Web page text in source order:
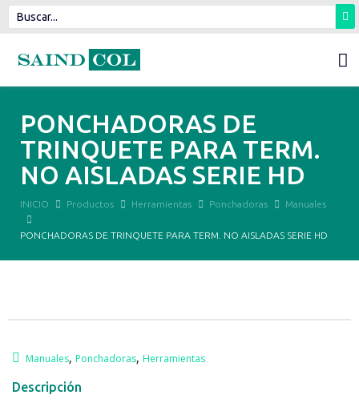
PONCHADORAS DE
TRINQUETE PARA TERM.
NO AISLADAS SERIE HD
INICIO Productos Herramientas Ponchadoras Manuales
PONCHADORAS DE TRINQUETE PARA TERM. NO AISLADAS SERIE HD
Manuales, Ponchadoras, Herramientas
Descripción